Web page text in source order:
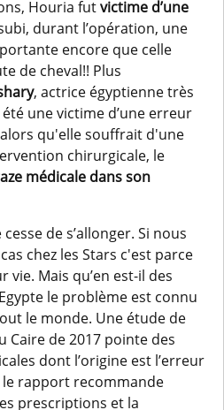
Houria futvictime d’une
durant l’opération, une
encore que celle
de cheval!! Plus
, actrice égyptienne très
une victime d’une erreur
qu'elle souffrait d'une
chirurgicale, le
médicale dans son
de s’allonger. Si nous
chez les Stars c'est parce
vie. Mais qu’en est-il des
le problème est connu
le monde. Une étude de
Caire de 2017 pointe des
dont l’origine est l’erreur
rapport recommande
prescriptions et la